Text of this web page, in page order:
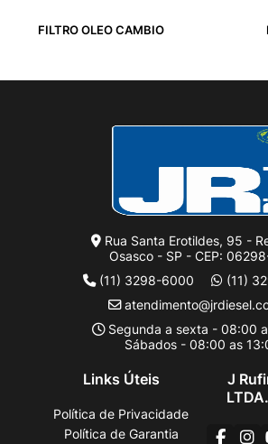
FILTRO OLEO CAMBIO
Rua Santa Erotildes, 95 -
Osasco - SP - CEP:
(11) 3298-6000
(11)
Segunda a sexta - 08:00
Sábados - 08:00 as
Links Úteis
Política de Privacidade
Política de Garantia
J